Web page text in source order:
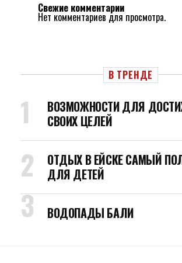
Свежие комментарии
Нет комментариев для просмотра.
В ТРЕНДЕ
ВОЗМОЖНОСТИ ДЛЯ
СВОИХ ЦЕЛЕЙ
ОТДЫХ В ЕЙСКЕ САМЫЙ
ДЛЯ ДЕТЕЙ
ВОДОПАДЫ БАЛИ